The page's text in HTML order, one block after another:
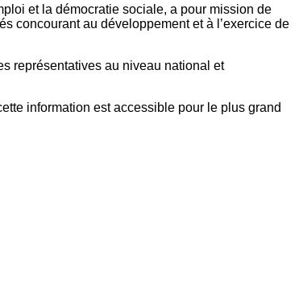
et la démocratie sociale, a pour mission de
concourant au développement et à l’exercice de
représentatives au niveau national et
information est accessible pour le plus grand